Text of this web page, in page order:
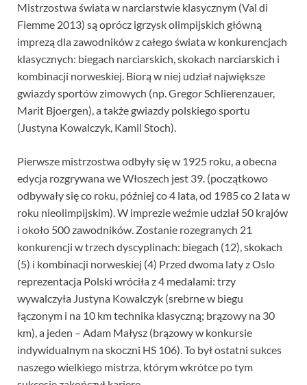
Mistrzostwa świata w narciarstwie klasycznym (Val di
Fiemme 2013) są oprócz igrzysk olimpijskich główną
imprezą dla zawodników z całego świata w konkurencjach
klasycznych: biegach narciarskich, skokach narciarskich i
kombinacji norweskiej. Biorą w niej udział największe
gwiazdy sportów zimowych (np. Gregor Schlierenzauer,
Marit Bjoergen), a także gwiazdy polskiego sportu
(Justyna Kowalczyk, Kamil Stoch).
Pierwsze mistrzostwa odbyły się w 1925 roku, a obecna
edycja rozgrywana we Włoszech jest 39. (początkowo
odbywały się co roku, później co 4 lata, od 1985 co 2 lata w
roku nieolimpijskim). W imprezie weźmie udział 50 krajów
i około 500 zawodników. Zostanie rozegranych 21
konkurencji w trzech dyscyplinach: biegach (12), skokach
(5) i kombinacji norweskiej (4) Przed dwoma laty z Oslo
reprezentacja Polski wróciła z 4 medalami: trzy
wywalczyła Justyna Kowalczyk (srebrne w biegu
łączonym i na 10 km technika klasyczną; brązowy na 30
km), a jeden – Adam Małysz (brązowy w konkursie
indywidualnym na skoczni HS 106). To był ostatni sukces
naszego wielkiego mistrza, którym wkrótce po tym